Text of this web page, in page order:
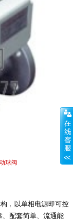
球阀
，以单相电源即可控
配套简单、流通能